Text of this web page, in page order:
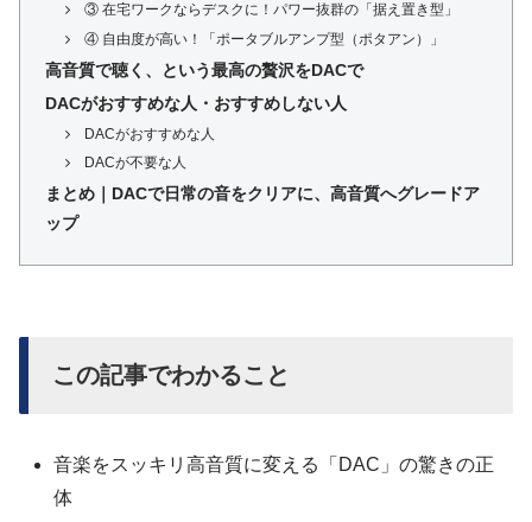
③ 在宅ワークならデスクに！パワー抜群の「据え置き型」
④ 自由度が高い！「ポータブルアンプ型（ポタアン）」
高音質で聴く、という最高の贅沢をDACで
DACがおすすめな人・おすすめしない人
DACがおすすめな人
DACが不要な人
まとめ｜DACで日常の音をクリアに、高音質へグレードア
ップ
この記事でわかること
音楽をスッキリ高音質に変える「DAC」の驚きの正
体